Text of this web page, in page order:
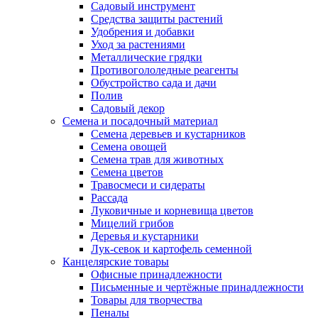
Садовый инструмент
Средства защиты растений
Удобрения и добавки
Уход за растениями
Металлические грядки
Противогололедные реагенты
Обустройство сада и дачи
Полив
Садовый декор
Семена и посадочный материал
Семена деревьев и кустарников
Семена овощей
Семена трав для животных
Семена цветов
Травосмеси и сидераты
Рассада
Луковичные и корневища цветов
Мицелий грибов
Деревья и кустарники
Лук-севок и картофель семенной
Канцелярские товары
Офисные принадлежности
Письменные и чертёжные принадлежности
Товары для творчества
Пеналы